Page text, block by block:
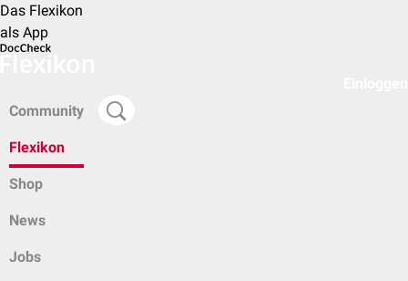
Das Flexikon
als App
Community
Flexikon
Shop
News
Jobs